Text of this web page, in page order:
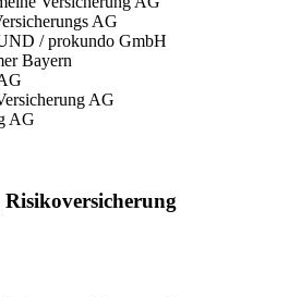
AG
/ prokundo GmbH
Bayern
AG
AG